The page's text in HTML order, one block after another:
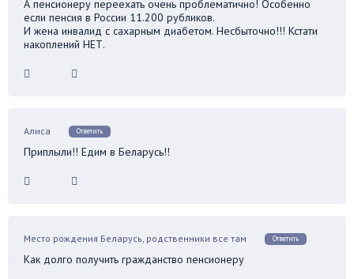
А пенсионеру переехать очень проблематично! Особенно
если пенсия в России 11.200 рубликов.
И жена инвалид с сахарным диабетом. Несбыточно!!! Кстати
накоплений НЕТ.
Алиса Ответить
Приплыли!! Едим в Беларусь!!
Место рождения Беларусь, родственники все там Ответить
Как долго получить гражданство пенсионеру